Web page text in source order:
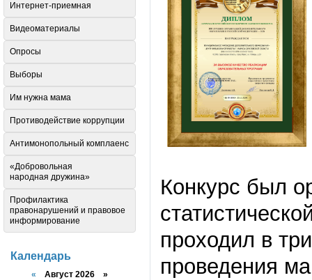
Конкурс был
проходил в
проведения
Интернет-приемная
Видеоматериалы
Опросы
Выборы
Им нужна мама
Противодействие коррупции
Антимонопольный комплаенс
«Добровольная
народная дружина»
Профилактика
правонарушений и правовое
информирование
Календарь
« Август 2026 »